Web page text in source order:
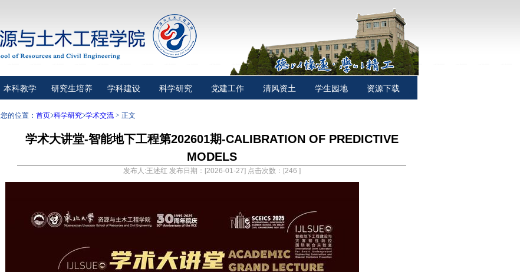
本科教学 研究生培养 学科建设 科学研究 党建工作 清风资土 学生园地 资源下载
您的位置： 首页 科学研究 学术交流 > 正文
学术大讲堂-智能地下工程第202601期-CALIBRATION OF PREDICTIVE
MODELS
发布人:王述红 发布日期：[2026-01-27] 点击次数：[246 ]